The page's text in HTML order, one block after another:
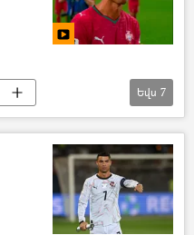
ֆուտբոլ
Եվս 7